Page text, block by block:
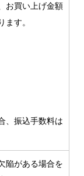
お買い上げ金額
ます。
、振込手数料は
陥がある場合を